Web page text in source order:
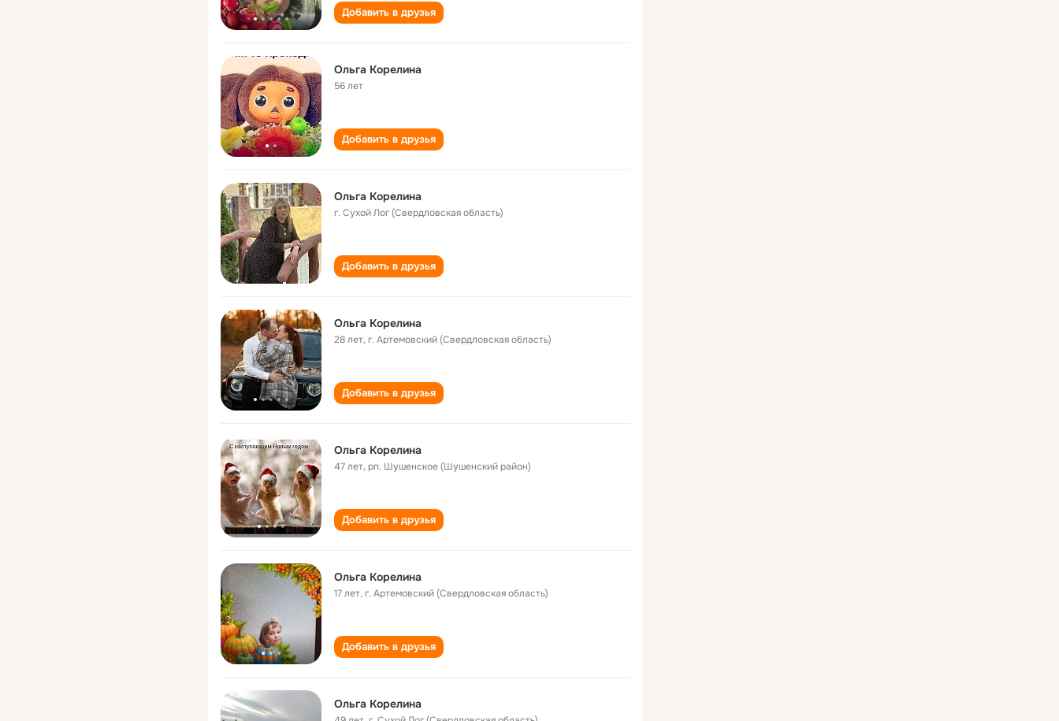
Добавить в друзья
Ольга Корелина
56 лет
Добавить в друзья
Ольга Корелина
г. Сухой Лог (Свердловская область)
Добавить в друзья
Ольга Корелина
28 лет,г. Артемовский (Свердловская область)
Добавить в друзья
Ольга Корелина
47 лет,рп. Шушенское (Шушенский район)
Добавить в друзья
Ольга Корелина
17 лет,г. Артемовский (Свердловская область)
Добавить в друзья
Ольга Корелина